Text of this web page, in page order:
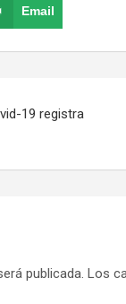
Email
19 registra
publicada. Los